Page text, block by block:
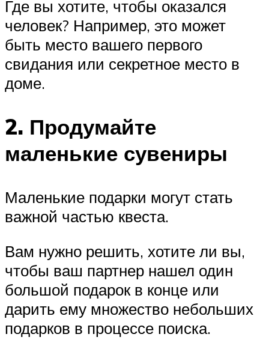
Где вы хотите, чтобы оказался
человек? Например, это может
быть место вашего первого
свидания или секретное место в
доме.
2. Продумайте
маленькие сувениры
Маленькие подарки могут стать
важной частью квеста.
Вам нужно решить, хотите ли вы,
чтобы ваш партнер нашел один
большой подарок в конце или
дарить ему множество небольших
подарков в процессе поиска.